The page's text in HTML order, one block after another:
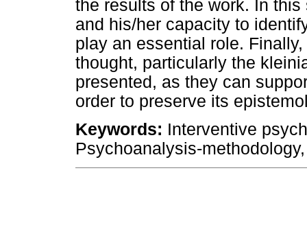
the results of the work. In
and his/her capacity to
play an essential role.
thought, particularly the
presented, as they can
order to preserve its
Keywords: Interventive
Psychoanalysis-